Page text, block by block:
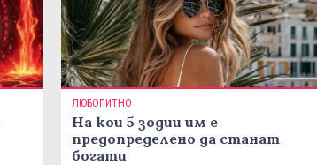
ЛЮБОПИТНО
На кои 5 зодии им е
предопределено да станат
богати